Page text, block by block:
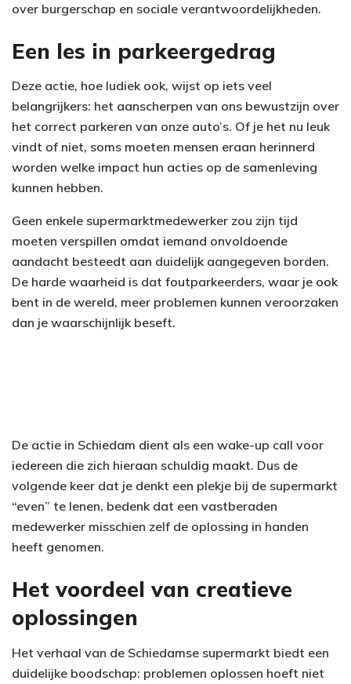
over burgerschap en sociale verantwoordelijkheden.
Een les in parkeergedrag
Deze actie, hoe ludiek ook, wijst op iets veel
belangrijkers: het aanscherpen van ons bewustzijn over
het correct parkeren van onze auto’s. Of je het nu leuk
vindt of niet, soms moeten mensen eraan herinnerd
worden welke impact hun acties op de samenleving
kunnen hebben.
Geen enkele supermarktmedewerker zou zijn tijd
moeten verspillen omdat iemand onvoldoende
aandacht besteedt aan duidelijk aangegeven borden.
De harde waarheid is dat foutparkeerders, waar je ook
bent in de wereld, meer problemen kunnen veroorzaken
dan je waarschijnlijk beseft.
De actie in Schiedam dient als een wake-up call voor
iedereen die zich hieraan schuldig maakt. Dus de
volgende keer dat je denkt een plekje bij de supermarkt
“even” te lenen, bedenk dat een vastberaden
medewerker misschien zelf de oplossing in handen
heeft genomen.
Het voordeel van creatieve
oplossingen
Het verhaal van de Schiedamse supermarkt biedt een
duidelijke boodschap: problemen oplossen hoeft niet